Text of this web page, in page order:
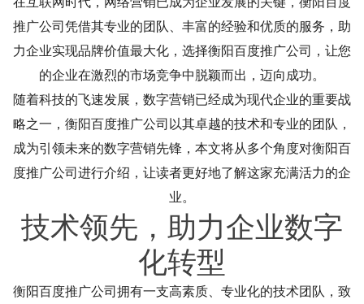
推广公司凭借其专业的团队、丰富的经验和优质的服务，助
力企业实现品牌价值最大化，选择衡阳百度推广公司，让您
的企业在激烈的市场竞争中脱颖而出，迈向成功。
随着科技的飞速发展，数字营销已经成为现代企业的重要战
略之一，衡阳百度推广公司以其卓越的技术和专业的团队，
成为引领未来的数字营销先锋，本文将从多个角度对衡阳百
度推广公司进行介绍，让读者更好地了解这家充满活力的企
业。
技术领先，助力企业数字
化转型
衡阳百度推广公司拥有一支高素质、专业化的技术团队，致